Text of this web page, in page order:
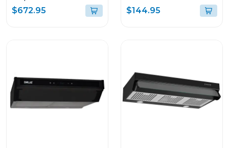
color acero
$672.95
TOSCANA30 DE 29.4CM
CON 2 QUEMADORES
$144.95